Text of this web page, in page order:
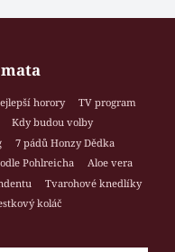
horory
TV program
Kdy budou volby
7 pádů Honzy Dědka
Pohlreicha
Aloe vera
Tvarohové knedlíky
koláč